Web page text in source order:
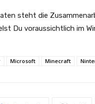
steht die
Du voraussichtlich im
Microsoft Minecraft